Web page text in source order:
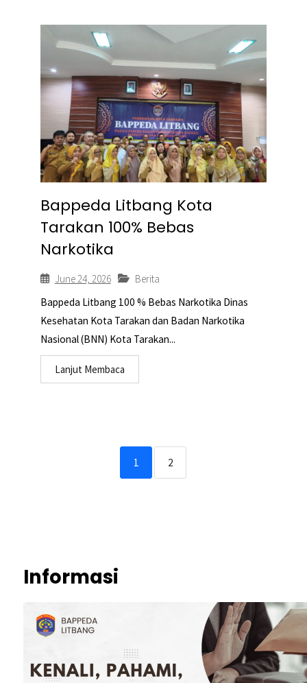
Bappeda Litbang Kota
Tarakan 100% Bebas
Narkotika
June 24, 2026
Berita
Bappeda Litbang 100 % Bebas Narkotika Dinas
Kesehatan Kota Tarakan dan Badan Narkotika
Nasional (BNN) Kota Tarakan...
Lanjut Membaca
1 2
Informasi